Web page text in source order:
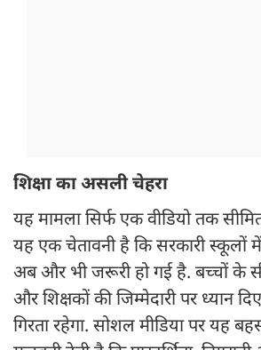
शिक्षा का असली चेहरा
यह मामला सिर्फ एक वीडियो तक
यह एक चेतावनी है कि सरकारी स्कूलों
अब और भी जरूरी हो गई है. बच्चों के
और शिक्षकों की जिम्मेदारी पर ध्यान
गिरता रहेगा. सोशल मीडिया पर यह